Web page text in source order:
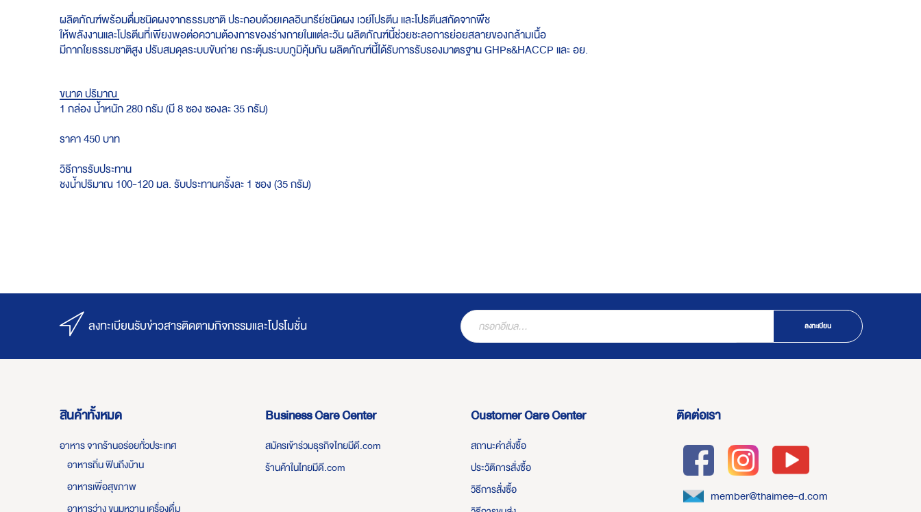
gallery
ผลิตภัณฑ์พร้อมดื่มชนิดผงจากธรรมชาติ ประกอบด้วยเคลอินทรีย์ชนิดผง เวย์โปรตีน และโปรตีนสกัดจากพืช
ให้พลังงานและโปรตีนที่เพียงพอต่อความต้องการของร่างกายในแต่ละวัน ผลิตภัณฑ์นี้ช่วยชะลอการย่อยสลายของกล้ามเนื้อ
มีกากใยธรรมชาติสูง ปรับสมดุลระบบขับถ่าย กระตุ้นระบบภูมิคุ้มกัน ผลิตภัณฑ์นี้ได้รับการรับรองมาตรฐาน GHPs&HACCP และ อย.
ขนาด ปริมาณ
1 กล่อง น้ำหนัก 280 กรัม (มี 8 ซอง ซองละ 35 กรัม)
ราคา 450 บาท
วิธีการรับประทาน
ชงน้ำปริมาณ 100-120 มล. รับประทานครั้งละ 1 ซอง (35 กรัม)
ลงทะเบียนรับข่าวสารติดตามกิจกรรมและโปรโมชั่น ลงทะเบียน
สินค้าทั้งหมด
อาหาร จากร้านอร่อยทั่วประเทศ
อาหารถิ่น ฟินถึงบ้าน
อาหารเพื่อสุขภาพ
อาหารว่าง ขนมหวาน เครื่องดื่ม
Business Care Center
สมัครเข้าร่วมธุรกิจไทยมีดี.com
ร้านค้าในไทยมีดี.com
Customer Care Center
สถานะคำสั่งซื้อ
ประวัติการสั่งซื้อ
วิธีการสั่งซื้อ
ติดต่อเรา
member@thaimee-d.com